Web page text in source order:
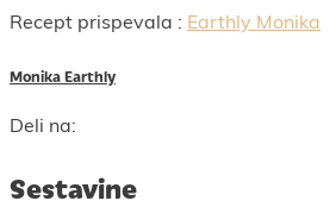
Recept prispevala : Earthly Monika
Monika Earthly
Deli na:
Sestavine